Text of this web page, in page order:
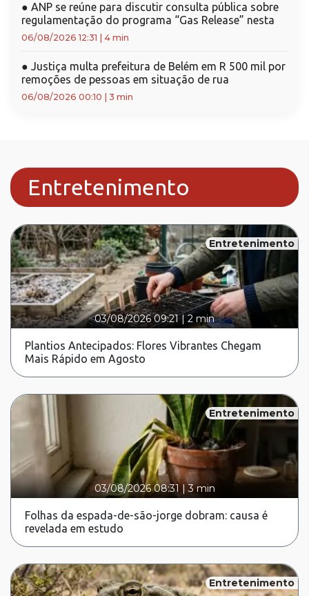
● ANP se reúne para discutir consulta pública sobre
regulamentação do programa “Gas Release” nesta
06/08/2026 12:31 4 min
● Justiça multa prefeitura de Belém em R 500 mil por
remoções de pessoas em situação de rua
06/08/2026 00:10 3 min
Entretenimento
Entretenimento
03/08/2026 09:21|2 min
Plantios Antecipados: Flores Vibrantes Chegam
Mais Rápido em Agosto
Entretenimento
03/08/2026 08:31 |3 min
Folhas da espada-de-são-jorge dobram: causa é
revelada em estudo
Entretenimento